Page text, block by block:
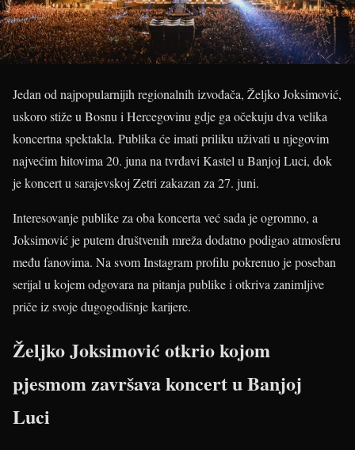
Jedan od najpopularnijih regionalnih izvođača, Željko Joksimović,
uskoro stiže u Bosnu i Hercegovinu gdje ga očekuju dva velika
koncertna spektakla. Publika će imati priliku uživati u njegovim
najvećim hitovima 20. juna na tvrđavi Kastel u Banjoj Luci, dok
je koncert u sarajevskoj Zetri zakazan za 27. juni.
Interesovanje publike za oba koncerta već sada je ogromno, a
Joksimović je putem društvenih mreža dodatno podigao atmosferu
među fanovima. Na svom Instagram profilu pokrenuo je poseban
serijal u kojem odgovara na pitanja publike i otkriva zanimljive
priče iz svoje dugogodišnje karijere.
Željko Joksimović otkrio kojom
pjesmom završava koncert u Banjoj
Luci